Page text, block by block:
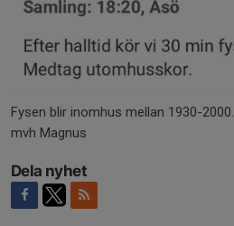
Fysen blir inomhus mellan 1930-2000.
mvh Magnus
Dela nyhet